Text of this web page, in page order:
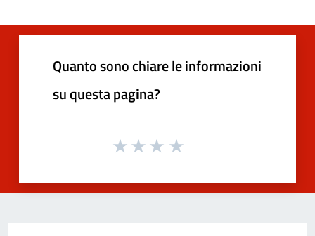
Quanto sono chiare le informazioni
su questa pagina?